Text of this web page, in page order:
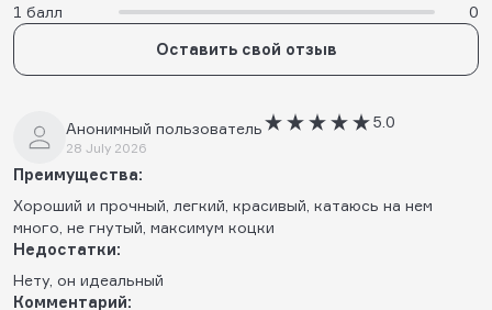
1 балл
0
Оставить свой отзыв
Анонимный пользователь
28 July 2026
5.0
Преимущества:
Хороший и прочный, легкий, красивый, катаюсь на нем
много, не гнутый, максимум коцки
Недостатки:
Нету, он идеальный
Комментарий: